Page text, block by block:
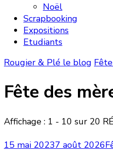
Noël
Scrapbooking
Expositions
Etudiants
Rougier & Plé le blog
Fête des
Affichage : 1 - 10 sur 20
15 mai 20237 août 2026